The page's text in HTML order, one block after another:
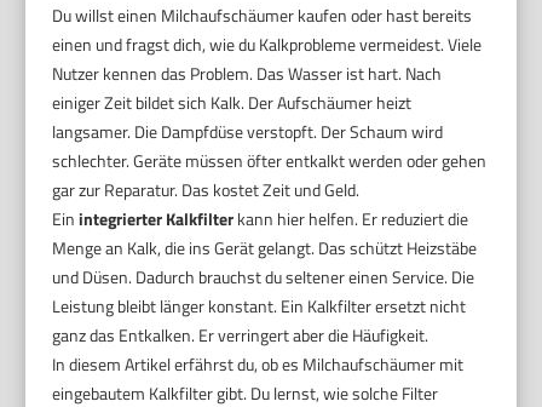
Du willst einen Milchaufschäumer kaufen oder hast bereits
einen und fragst dich, wie du Kalkprobleme vermeidest. Viele
Nutzer kennen das Problem. Das Wasser ist hart. Nach
einiger Zeit bildet sich Kalk. Der Aufschäumer heizt
langsamer. Die Dampfdüse verstopft. Der Schaum wird
schlechter. Geräte müssen öfter entkalkt werden oder gehen
gar zur Reparatur. Das kostet Zeit und Geld.
Einintegrierter Kalkfilterkann hier helfen. Er reduziert die
Menge an Kalk, die ins Gerät gelangt. Das schützt Heizstäbe
und Düsen. Dadurch brauchst du seltener einen Service. Die
Leistung bleibt länger konstant. Ein Kalkfilter ersetzt nicht
ganz das Entkalken. Er verringert aber die Häufigkeit.
In diesem Artikel erfährst du, ob es Milchaufschäumer mit
eingebautem Kalkfilter gibt. Du lernst, wie solche Filter